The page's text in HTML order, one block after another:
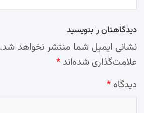
دیدگاهتان را بنویسید
نشانی ایمیل شما منتشر نخواهد شد.
علامت‌گذاری شده‌اند *
دیدگاه *